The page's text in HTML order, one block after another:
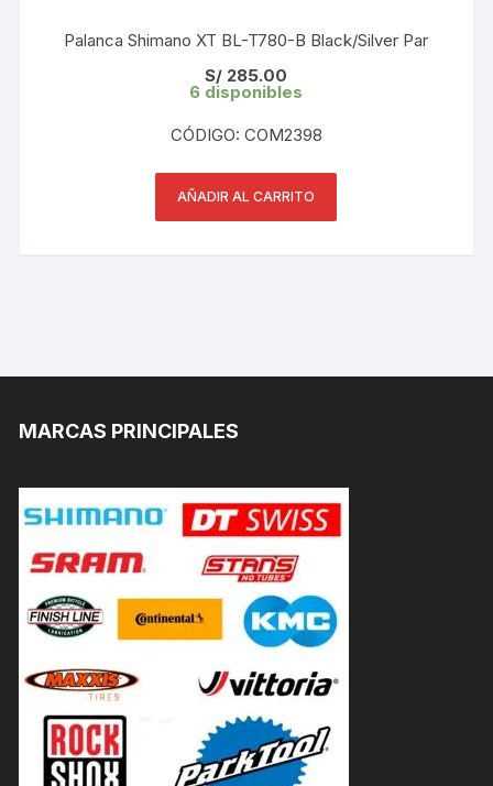
Palanca Shimano XT BL-T780-B Black/Silver Par
S/ 285.00
6 disponibles
CÓDIGO: COM2398
AÑADIR AL CARRITO
MARCAS PRINCIPALES